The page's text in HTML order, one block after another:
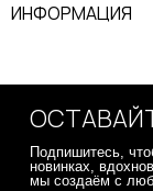
ИНФОРМАЦИЯ
Подпишитесь,
новинках,
мы создаём с